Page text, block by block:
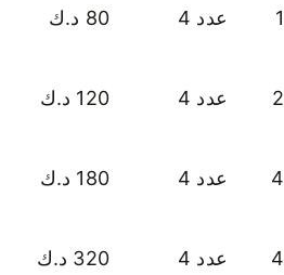
عدد 4 80 د.ك
عدد 4 120 د.ك
عدد 4 180 د.ك
عدد 4 320 د.ك